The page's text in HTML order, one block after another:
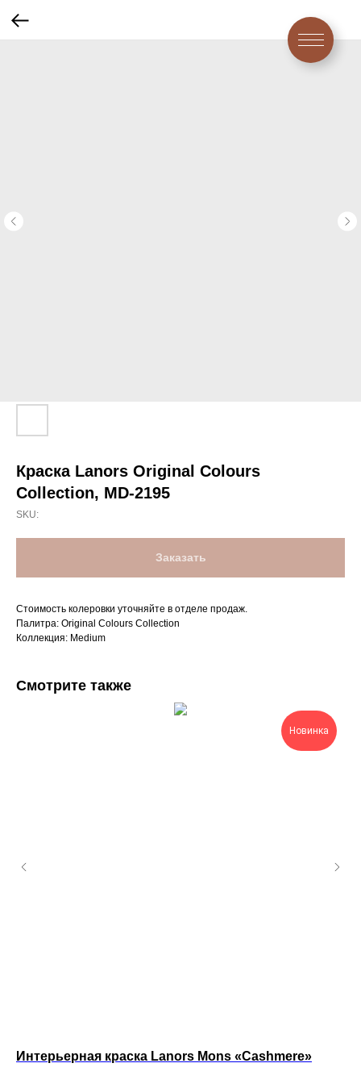
Краска Lanors Original Colours
Collection, MD-2195
SKU:
Заказать
Стоимость колеровки уточняйте в отделе продаж.
Палитра: Original Colours Collection
Коллекция: Medium
Смотрите также
Новинка
Интерьерная краска Lanors Mons «Cashmere»